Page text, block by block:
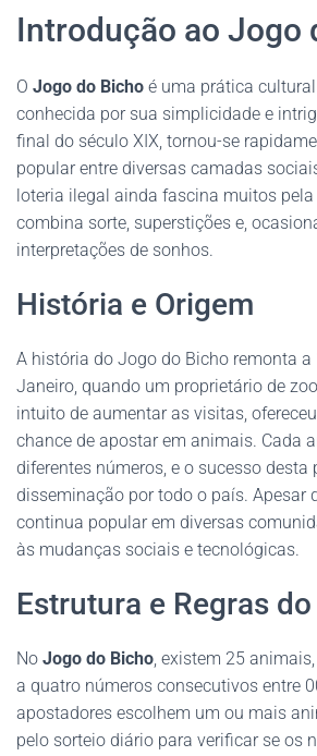
Introdução ao Jogo
O Jogo do Bicho é uma prática
conhecida por sua simplicidade e
final do século XIX, tornou-se
popular entre diversas camadas
loteria ilegal ainda fascina muitos
combina sorte, superstições e,
interpretações de sonhos.
História e Origem
A história do Jogo do Bicho remonta a
Janeiro, quando um proprietário de
intuito de aumentar as visitas,
chance de apostar em animais. Cada
diferentes números, e o sucesso desta
disseminação por todo o país. Apesar
continua popular em diversas
às mudanças sociais e tecnológicas.
Estrutura e Regras
No Jogo do Bicho, existem 25
a quatro números consecutivos entre
apostadores escolhem um ou mais
pelo sorteio diário para verificar se os